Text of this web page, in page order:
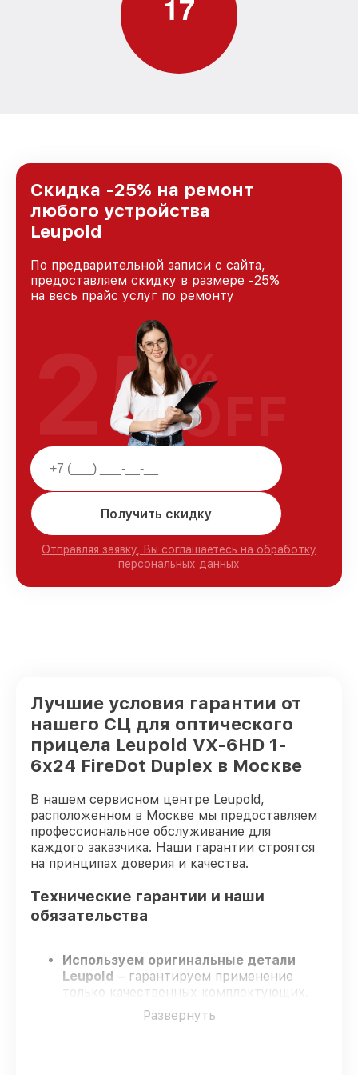
Скидка -25% на ремонт
любого устройства
Leupold
По предварительной записи с сайта,
предоставляем скидку в размере -25%
на весь прайс услуг по ремонту
Получить скидку
Отправляя заявку, Вы соглашаетесь на обработку
персональных данных
25%
OFF
Лучшие условия гарантии от
нашего СЦ для оптического
прицела Leupold VX-6HD 1-
6x24 FireDot Duplex в Москве
В нашем сервисном центре Leupold,
расположенном в Москве мы предоставляем
профессиональное обслуживание для
каждого заказчика. Наши гарантии строятся
на принципах доверия и качества.
Технические гарантии и наши
обязательства
Используем оригинальные детали
Leupold – гарантируем применение
только качественных комплектующих.
Квалифицированные специалисты
проходят жёсткий контроль знаний и
Развернуть